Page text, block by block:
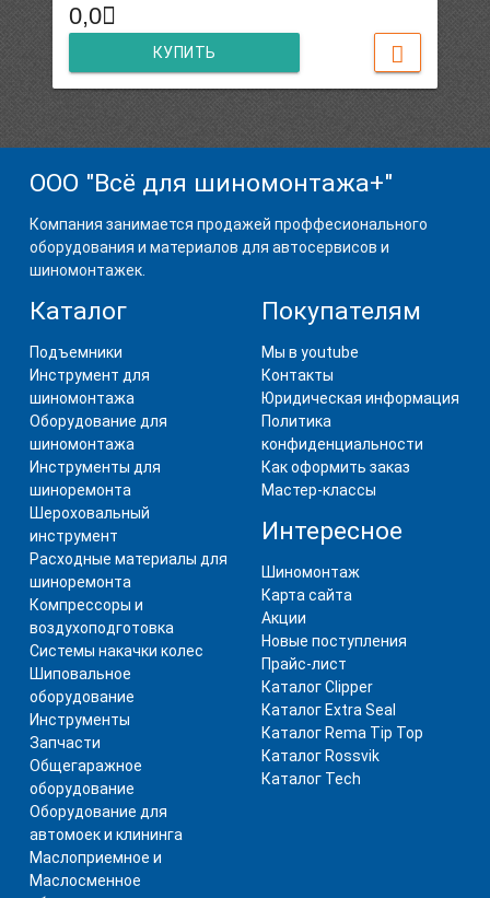
0,0
КУПИТЬ
ООО "Всё для шиномонтажа+"
Компания занимается продажей проффесионального
оборудования и материалов для автосервисов и
шиномонтажек.
Каталог
Подъемники
Инструмент для
шиномонтажа
Оборудование для
шиномонтажа
Инструменты для
шиноремонта
Шероховальный
инструмент
Расходные материалы для
шиноремонта
Компрессоры и
воздухоподготовка
Системы накачки колес
Шиповальное
оборудование
Инструменты
Запчасти
Общегаражное
оборудование
Оборудование для
автомоек и клининга
Маслоприемное и
Маслосменное
Покупателям
Мы в youtube
Контакты
Юридическая информация
Политика
конфиденциальности
Как оформить заказ
Мастер-классы
Интересное
Шиномонтаж
Карта сайта
Акции
Новые поступления
Прайс-лист
Каталог Clipper
Каталог Extra Seal
Каталог Rema Tip Top
Каталог Rossvik
Каталог Tech